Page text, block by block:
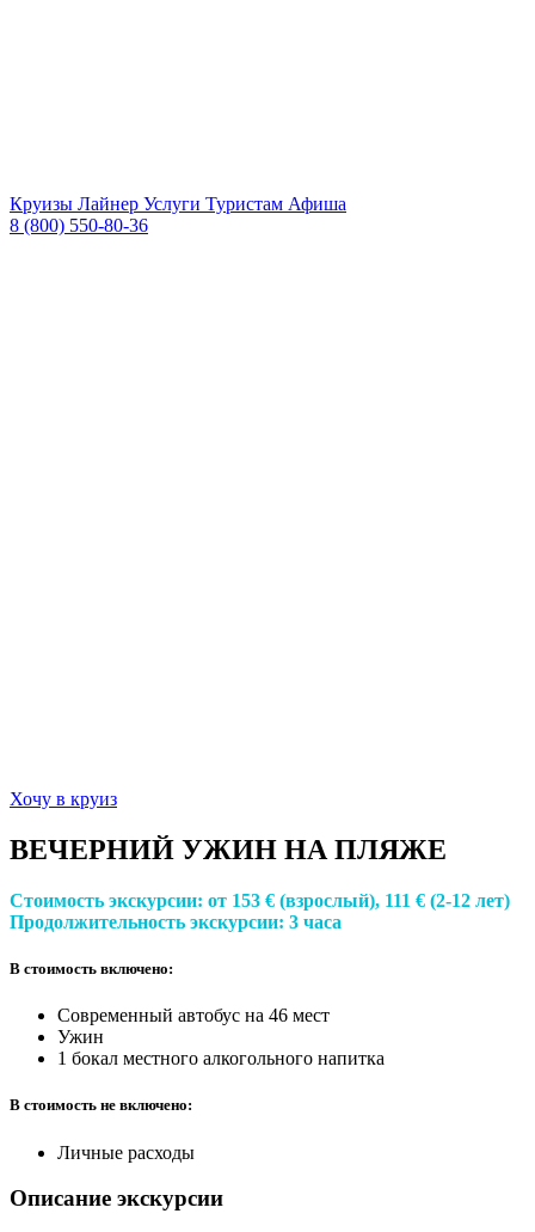
Круизы Лайнер Услуги Туристам Афиша
8 (800) 550-80-36
Хочу в круиз
ВЕЧЕРНИЙ УЖИН НА ПЛЯЖЕ
Стоимость экскурсии: от 153 € (взрослый), 111 € (2-12 лет)
Продолжительность экскурсии: 3 часа
В стоимость включено:
Современный автобус на 46 мест
Ужин
1 бокал местного алкогольного напитка
В стоимость не включено:
Личные расходы
Описание экскурсии